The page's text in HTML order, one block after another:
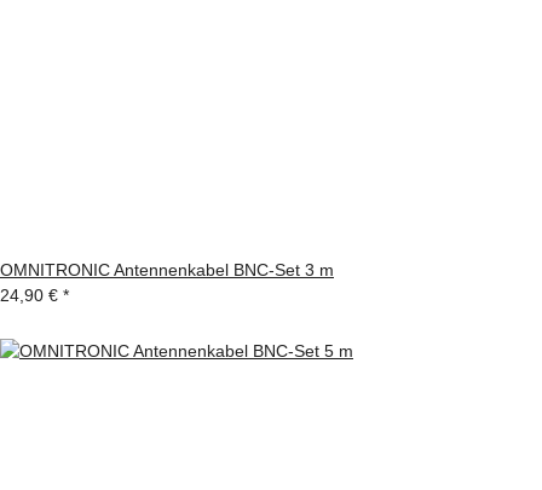
OMNITRONIC Antennenkabel BNC-Set 3 m
24,90 € *